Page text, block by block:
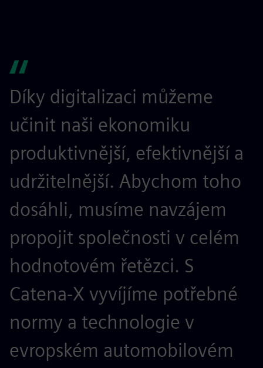
Díky digitalizaci můžeme
učinit naši ekonomiku
produktivnější, efektivnější a
udržitelnější. Abychom toho
dosáhli, musíme navzájem
propojit společnosti v celém
hodnotovém řetězci. S
Catena-X vyvíjíme potřebné
normy a technologie v
evropském automobilovém